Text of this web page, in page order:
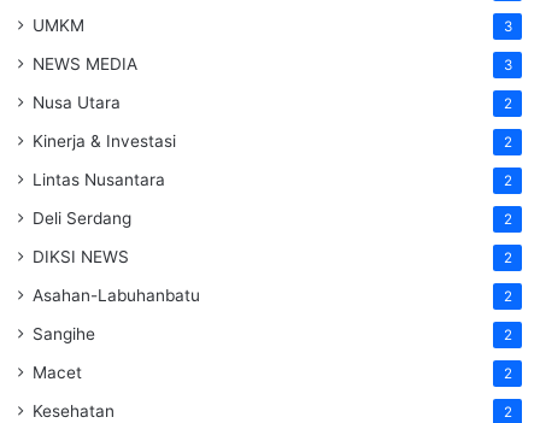
UMKM 3
NEWS MEDIA 3
Nusa Utara 2
Kinerja & Investasi 2
Lintas Nusantara 2
Deli Serdang 2
DIKSI NEWS 2
Asahan-Labuhanbatu 2
Sangihe 2
Macet 2
Kesehatan 2